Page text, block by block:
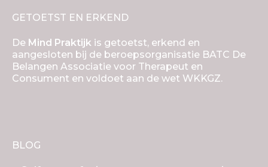
GETOETST EN ERKEND
De Mind Praktijk is getoetst, erkend en
aangesloten bij de beroepsorganisatie BATC De
Belangen Associatie voor Therapeut en
Consument en voldoet aan de wet WKKGZ.
BLOG